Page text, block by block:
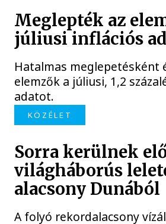
Meglepték az
júliusi inflációs
Hatalmas meglepetésként
elemzők a júliusi, 1,2
adatot.
KÖZÉLET
Sorra kerülnek
világháborús
alacsony Dunából
A folyó rekordalacsony